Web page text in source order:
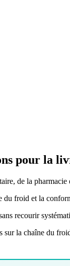
pour la
de la pharmacie
du froid et la
recourir
sur la chaîne du